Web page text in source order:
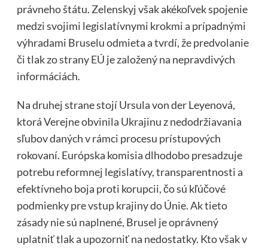
právneho štátu. Zelenskyj však akékoľvek spojenie
medzi svojimi legislatívnymi krokmi a prípadnými
výhradami Bruselu odmieta a tvrdí, že predvolanie
či tlak zo strany EÚ je založený na nepravdivých
informáciách.
Na druhej strane stojí Ursula von der Leyenová,
ktorá Verejne obvinila Ukrajinu z nedodržiavania
sľubov daných v rámci procesu prístupových
rokovaní. Európska komisia dlhodobo presadzuje
potrebu reformnej legislatívy, transparentnosti a
efektívneho boja proti korupcii, čo sú kľúčové
podmienky pre vstup krajiny do Únie. Ak tieto
zásady nie sú naplnené, Brusel je oprávnený
uplatniť tlak a upozorniť na nedostatky. Kto však v